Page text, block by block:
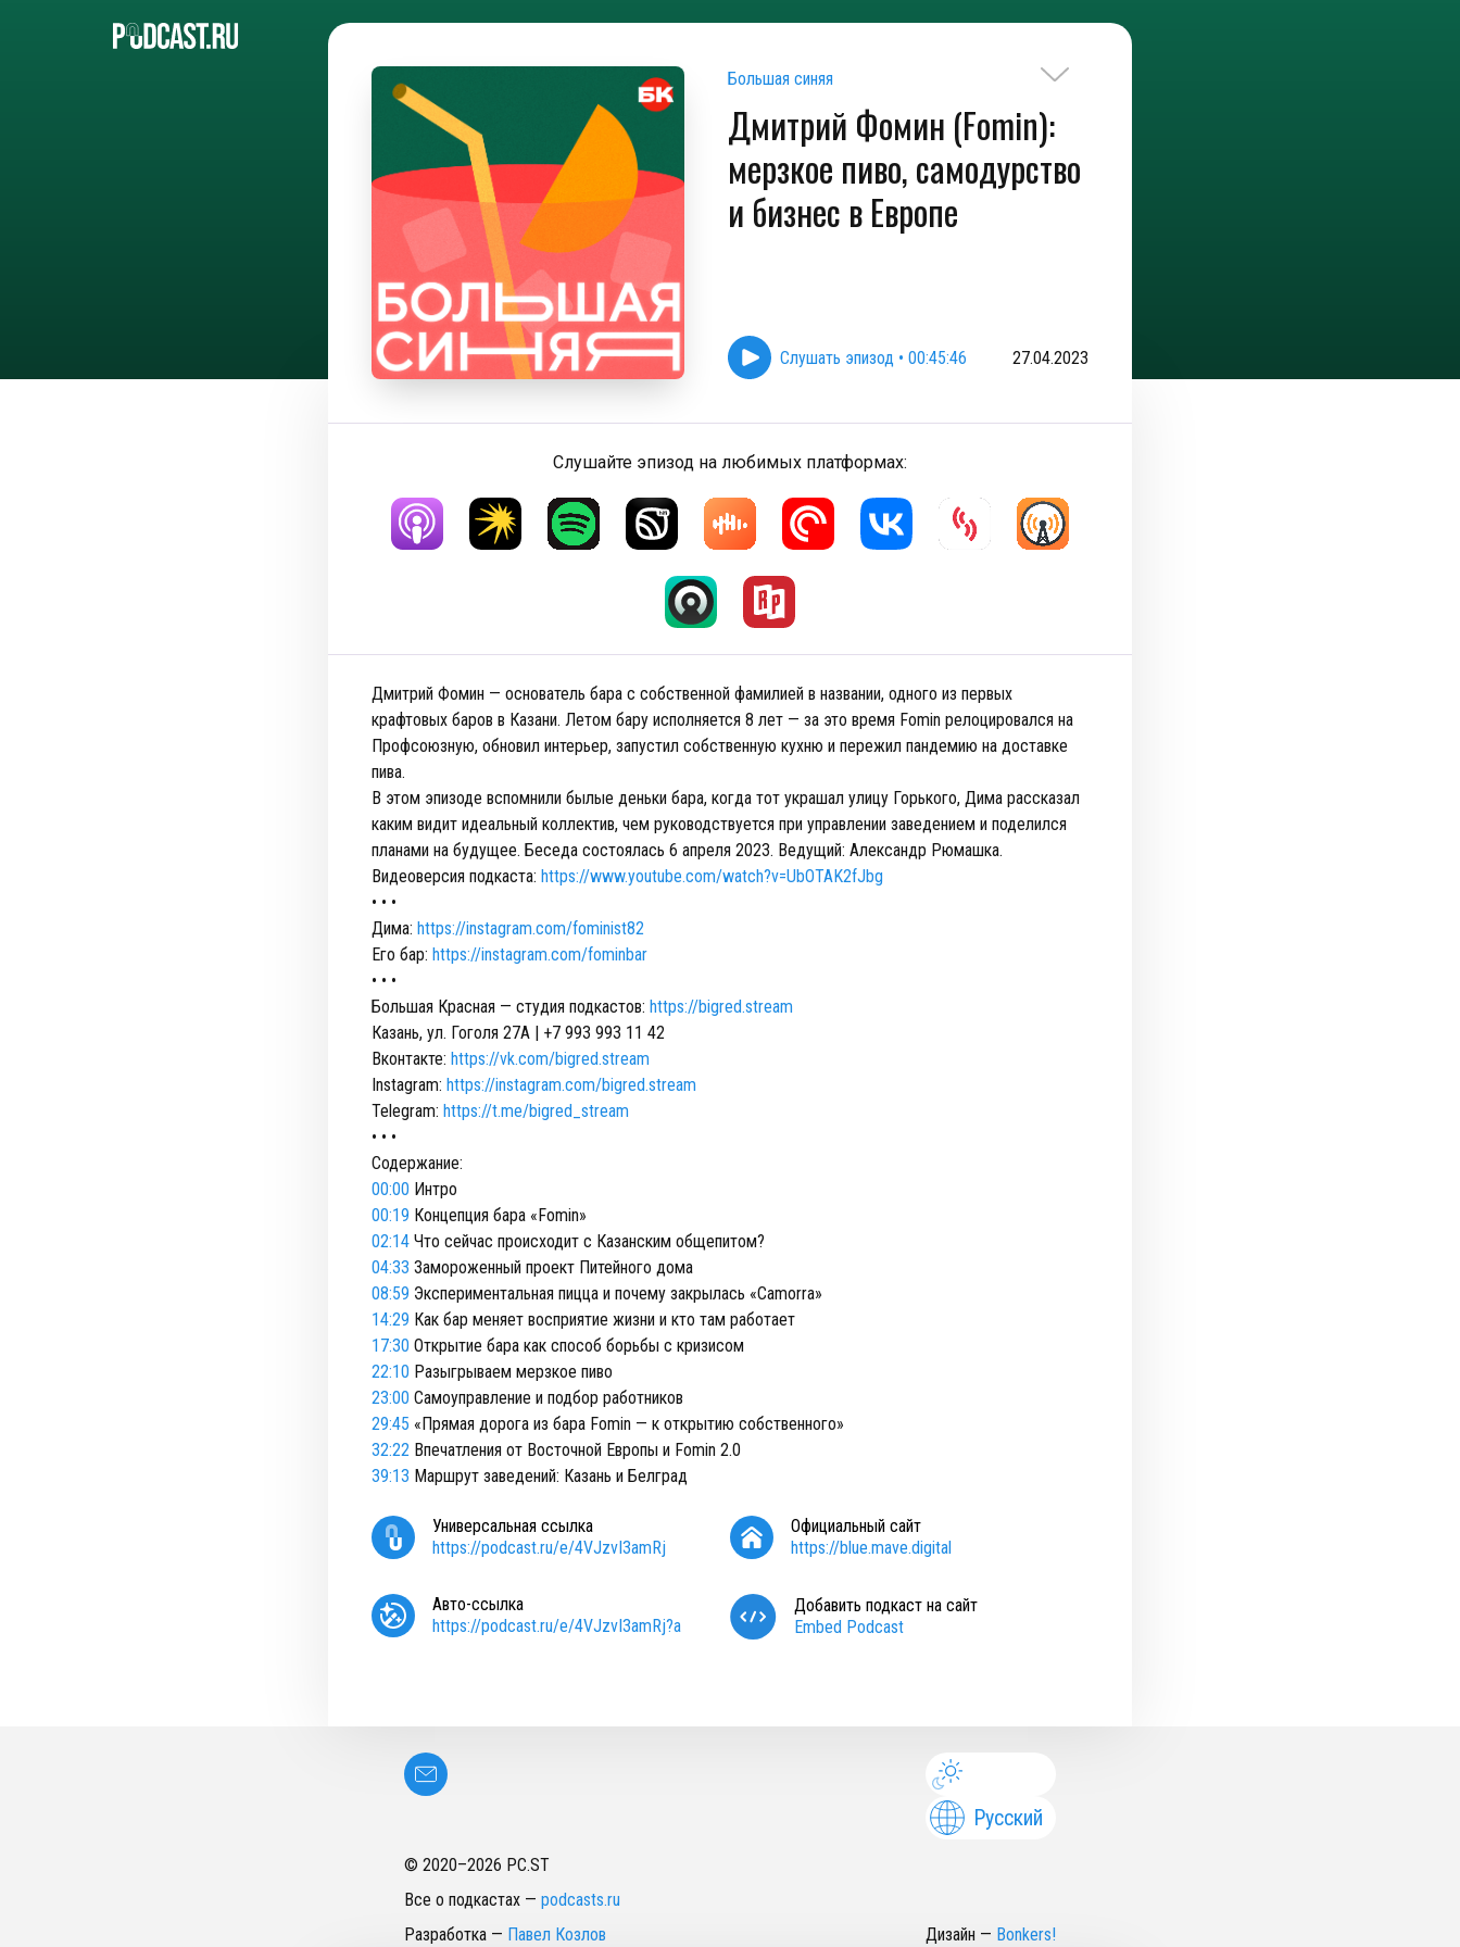
Большая синяя
Дмитрий Фомин (Fomin):
мерзкое пиво, самодурство
и бизнес в Европе
Слушать эпизод • 00:45:46 27.04.2023
Слушайте эпизод на любимых платформах:
Дмитрий Фомин — основатель бара с собственной фамилией в названии, одного из первых
крафтовых баров в Казани. Летом бару исполняется 8 лет — за это время Fomin релоцировался на
Профсоюзную, обновил интерьер, запустил собственную кухню и пережил пандемию на доставке
пива.
В этом эпизоде вспомнили былые деньки бара, когда тот украшал улицу Горького, Дима рассказал
каким видит идеальный коллектив, чем руководствуется при управлении заведением и поделился
планами на будущее. Беседа состоялась 6 апреля 2023. Ведущий: Александр Рюмашка.
Видеоверсия подкаста: https://www.youtube.com/watch?v=UbOTAK2fJbg
• • •
Дима: https://instagram.com/fominist82
Его бар: https://instagram.com/fominbar
• • •
Большая Красная — cтудия подкастов: https://bigred.stream
Казань, ул. Гоголя 27А | +7 993 993 11 42
Вконтакте: https://vk.com/bigred.stream
Instagram: https://instagram.com/bigred.stream
Telegram: https://t.me/bigred_stream
• • •
Содержание:
00:00 Интро
00:19 Концепция бара «‎Fomin‎»‎
02:14 Что сейчас происходит с Казанским общепитом?
04:33 Замороженный проект Питейного дома
08:59 Экспериментальная пицца и почему закрылась «‎Camorra»‎
14:29 Как бар меняет восприятие жизни и кто там работает
17:30 Открытие бара как способ борьбы с кризисом
22:10 Разыгрываем мерзкое пиво
23:00 Самоуправление и подбор работников
29:45 «‎Прямая дорога из бара Fomin‎ — к открытию собственного»‎
32:22 Впечатления от Восточной Европы и Fomin 2.0
39:13 Маршрут заведений: Казань и Белград
Универсальная ссылка
https://podcast.ru/e/4VJzvI3amRj
Официальный сайт
https://blue.mave.digital
Авто-ссылка
https://podcast.ru/e/4VJzvI3amRj?a
Добавить подкаст на сайт
Embed Podcast
Русский
© 2020–2026 PC.ST
Все о подкастах — podcasts.ru
Разработка — Павел Козлов Дизайн — Bonkers!